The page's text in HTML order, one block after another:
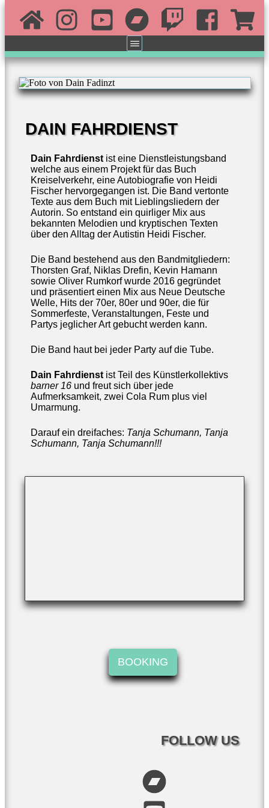
DAIN FAHRDIENST
Dain Fahrdienst ist eine Dienstleistungsband
welche aus einem Projekt für das Buch
Kreiselverkehr, eine Autobiografie von Heidi
Fischer hervorgegangen ist. Die Band vertonte
Texte aus dem Buch mit Lieblingsliedern der
Autorin. So entstand ein quirliger Mix aus
bekannten Melodien und kryptischen Texten
über den Alltag der Autistin Heidi Fischer.
Die Band bestehend aus den Bandmitgliedern:
Thorsten Graf, Niklas Drefin, Kevin Hamann
sowie Oliver Rumkorf wurde 2016 gegründet
und präsentiert einen Mix aus Neue Deutsche
Welle, Hits der 70er, 80er und 90er, die für
Sommerfeste, Veranstaltungen, Feste und
Partys jeglicher Art gebucht werden kann.
Die Band haut bei jeder Party auf die Tube.
Dain Fahrdienst ist Teil des Künstlerkollektivs
barner 16 und freut sich über jede
Aufmerksamkeit, zwei Cola Rum plus viel
Umarmung.
Darauf ein dreifaches: Tanja Schumann, Tanja
Schumann, Tanja Schumann!!!
BOOKING
FOLLOW US